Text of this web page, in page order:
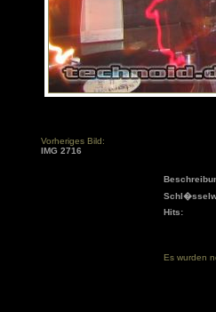
Vorheriges Bild:
IMG 2716
Hits:
Es wurden